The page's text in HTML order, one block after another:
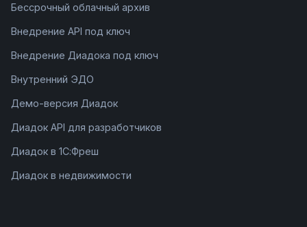
Бессрочный облачный архив
Внедрение API под ключ
Внедрение Диадока под ключ
Внутренний ЭДО
Демо-версия Диадок
Диадок API для разработчиков
Диадок в 1С:Фреш
Диадок в недвижимости